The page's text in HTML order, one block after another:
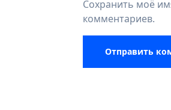
Сохранить моё
комментариев.